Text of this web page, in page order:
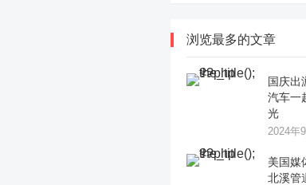
浏览最多的文章
国庆出
汽车一
光
2024年
美国媒
北溪管